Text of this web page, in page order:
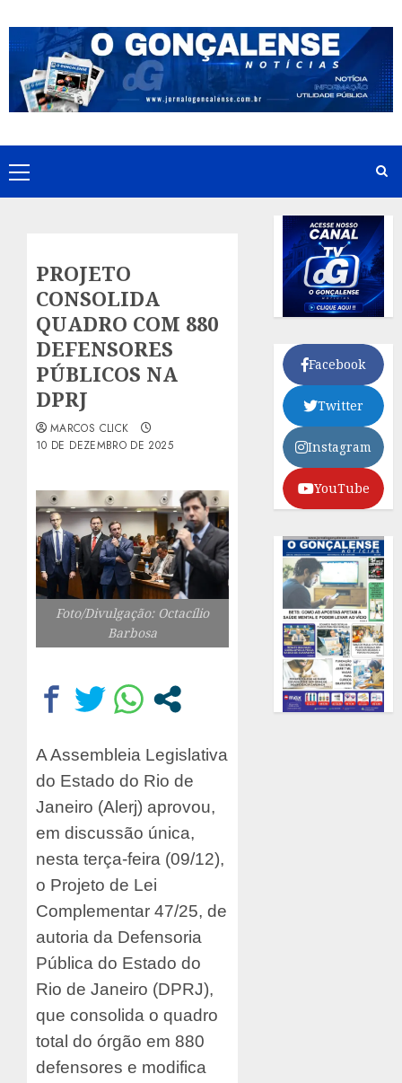
to
content
Primary
Menu
PROJETO
CONSOLIDA
QUADRO COM 880
DEFENSORES
PÚBLICOS NA
DPRJ
MARCOS CLICK
10 DE DEZEMBRO DE 2025
Foto/Divulgação: Octacílio
Barbosa
A Assembleia Legislativa
do Estado do Rio de
Janeiro (Alerj) aprovou,
em discussão única,
nesta terça-feira (09/12),
o Projeto de Lei
Complementar 47/25, de
autoria da Defensoria
Pública do Estado do
Rio de Janeiro (DPRJ),
que consolida o quadro
total do órgão em 880
defensores e modifica
Facebook
Twitter
Instagram
YouTube